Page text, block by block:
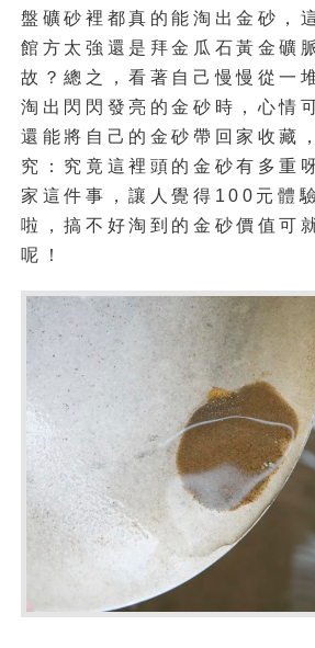
盤礦砂裡都真的能淘出金砂，
館方太強還是拜金瓜石黃金礦
故？總之，看著自己慢慢從一
淘出閃閃發亮的金砂時，心情
還能將自己的金砂帶回家收藏
究：究竟這裡頭的金砂有多重
家這件事，讓人覺得100元體
啦，搞不好淘到的金砂價值可
呢！